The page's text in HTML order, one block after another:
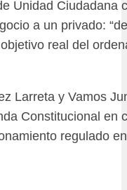
Unidad Ciudadana
a un privado:
real del
Larreta y Vamos
Constitucional en
regulado